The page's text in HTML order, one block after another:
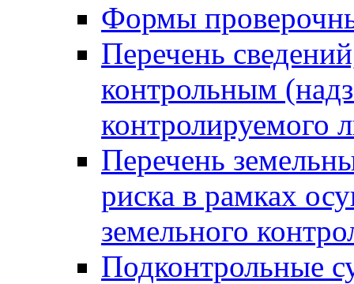
Формы
Перечень
контрольным
контролируемого
Перечень
риска в рамках
земельного
Подконтрольные